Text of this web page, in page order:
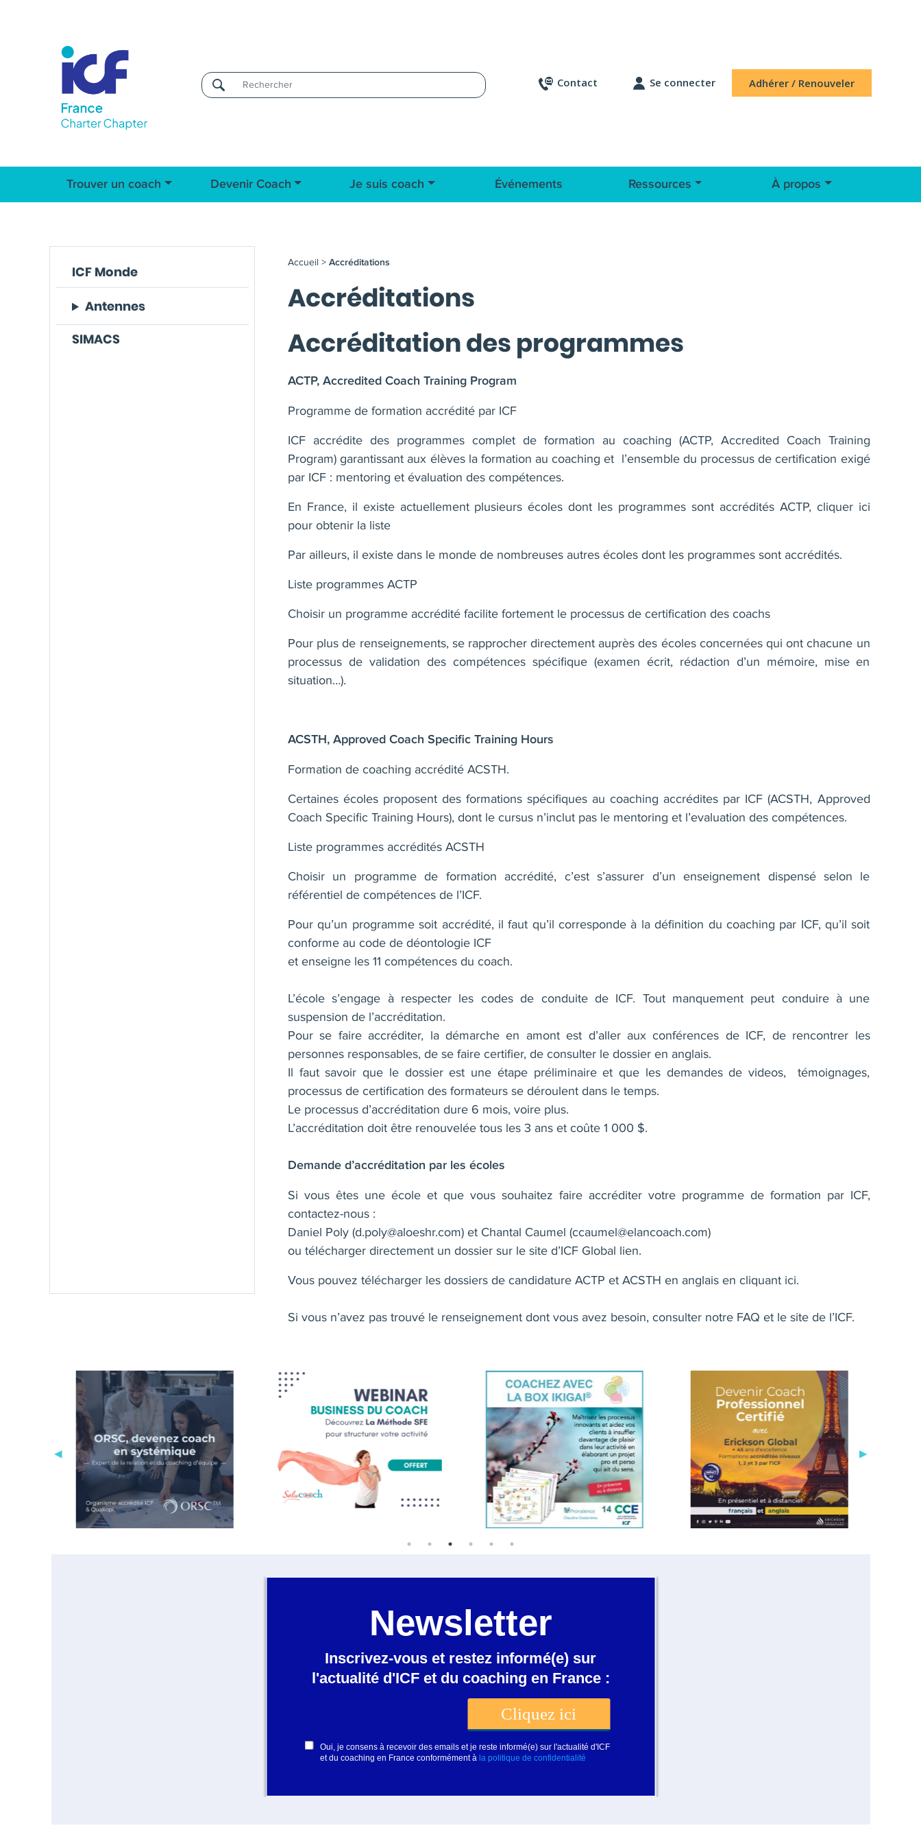
Username Contact Se connecter Adhérer / Renouveler
Trouver un coach Devenir Coach Je suis coach Événements Ressources À propos
ICF Monde
Antennes
SIMACS
Accueil > Accréditations
Accréditations
Accréditation des programmes
ACTP, Accredited Coach Training Program
Programme de formation accrédité par ICF
ICF accrédite des programmes complet de formation au coaching (ACTP, Accredited Coach Training
Program) garantissant aux élèves la formation au coaching et l’ensemble du processus de certification exigé
par ICF : mentoring et évaluation des compétences.
En France, il existe actuellement plusieurs écoles dont les programmes sont accrédités ACTP, cliquer ici
pour obtenir la liste
Par ailleurs, il existe dans le monde de nombreuses autres écoles dont les programmes sont accrédités.
Liste programmes ACTP
Choisir un programme accrédité facilite fortement le processus de certification des coachs
Pour plus de renseignements, se rapprocher directement auprès des écoles concernées qui ont chacune un
processus de validation des compétences spécifique (examen écrit, rédaction d’un mémoire, mise en
situation…).
ACSTH, Approved Coach Specific Training Hours
Formation de coaching accrédité ACSTH.
Certaines écoles proposent des formations spécifiques au coaching accrédites par ICF (ACSTH, Approved
Coach Specific Training Hours), dont le cursus n’inclut pas le mentoring et l’evaluation des compétences.
Liste programmes accrédités ACSTH
Choisir un programme de formation accrédité, c’est s’assurer d’un enseignement dispensé selon le
référentiel de compétences de l’ICF.
Pour qu’un programme soit accrédité, il faut qu’il corresponde à la définition du coaching par ICF, qu’il soit
conforme au code de déontologie ICF
et enseigne les 11 compétences du coach.
L’école s’engage à respecter les codes de conduite de ICF. Tout manquement peut conduire à une
suspension de l’accréditation.
Pour se faire accréditer, la démarche en amont est d’aller aux conférences de ICF, de rencontrer les
personnes responsables, de se faire certifier, de consulter le dossier en anglais.
Il faut savoir que le dossier est une étape préliminaire et que les demandes de videos, témoignages,
processus de certification des formateurs se déroulent dans le temps.
Le processus d’accréditation dure 6 mois, voire plus.
L’accréditation doit être renouvelée tous les 3 ans et coûte 1 000 $.
Demande d’accréditation par les écoles
Si vous êtes une école et que vous souhaitez faire accréditer votre programme de formation par ICF,
contactez-nous :
Daniel Poly (d.poly@aloeshr.com) et Chantal Caumel (ccaumel@elancoach.com)
ou télécharger directement un dossier sur le site d’ICF Global lien.
Vous pouvez télécharger les dossiers de candidature ACTP et ACSTH en anglais en cliquant ici.
Si vous n’avez pas trouvé le renseignement dont vous avez besoin, consulter notre FAQ et le site de l’ICF.